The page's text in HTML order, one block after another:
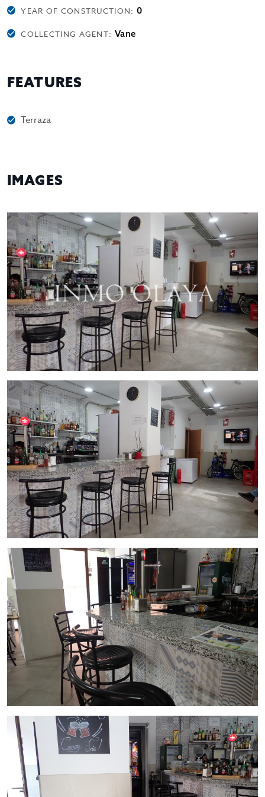
YEAR OF CONSTRUCTION: 0
COLLECTING AGENT: Vane
FEATURES
Terraza
IMAGES